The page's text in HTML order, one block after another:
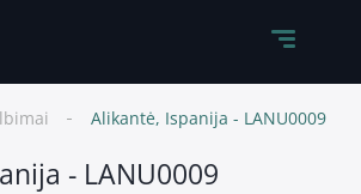
Alikantė, Ispanija - LANU0009
- LANU0009